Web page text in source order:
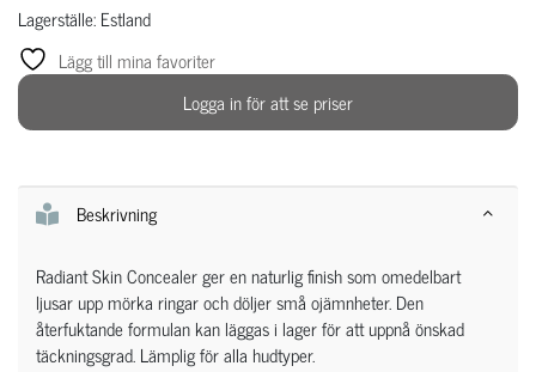
Lagerställe: Estland
Lägg till mina favoriter
Logga in för att se priser
Beskrivning
Radiant Skin Concealer ger en naturlig finish som omedelbart
ljusar upp mörka ringar och döljer små ojämnheter. Den
återfuktande formulan kan läggas i lager för att uppnå önskad
täckningsgrad. Lämplig för alla hudtyper.